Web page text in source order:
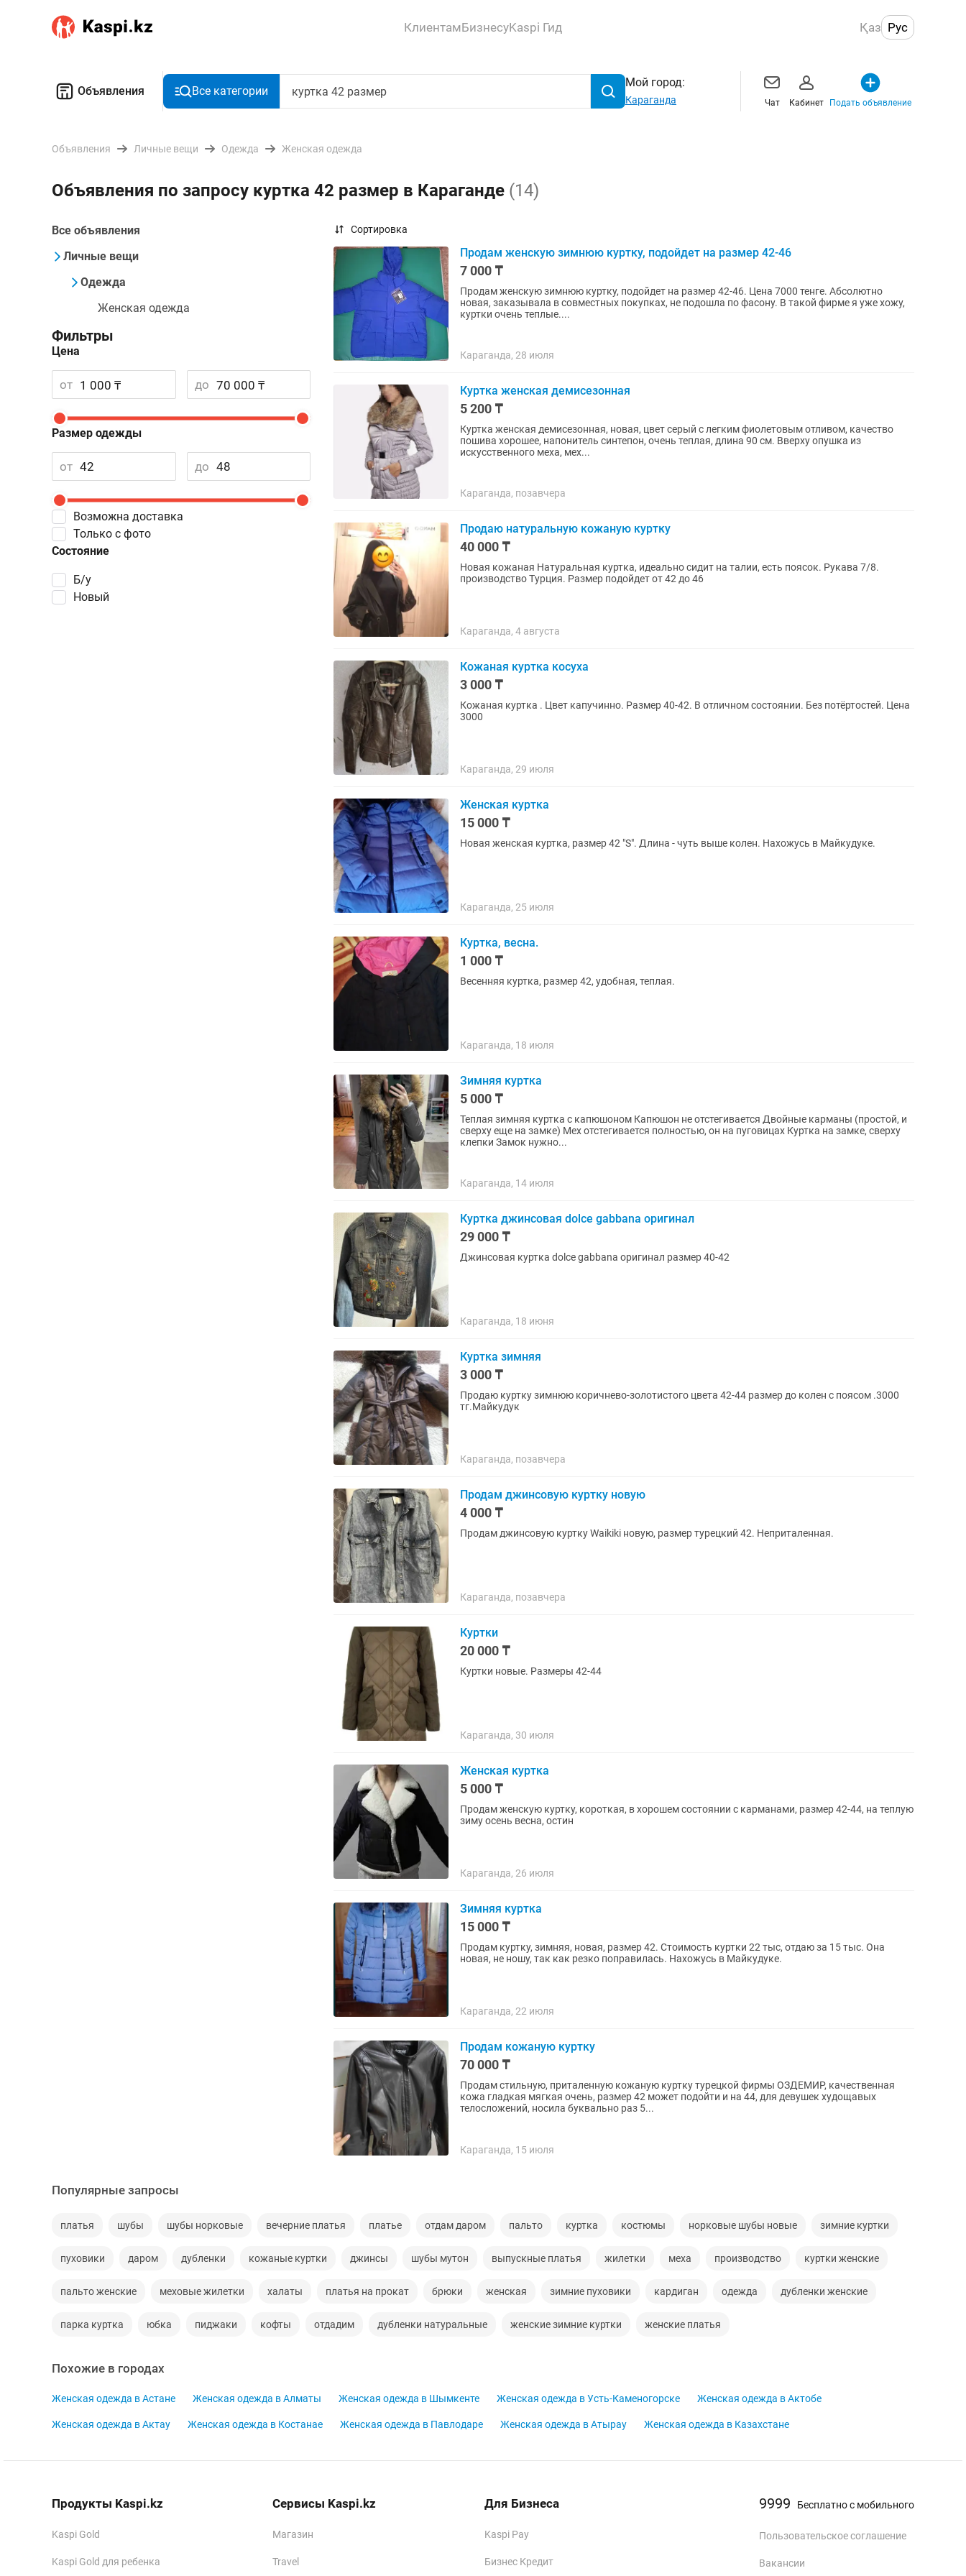
КлиентамБизнесуKaspi Гид Қаз Рус
Объявления Все категории
Мой город:
Караганда Чат Кабинет Подать объявление
Объявления Личные вещи Одежда Женская одежда
Объявления по запросу куртка 42 размер в Караганде (14)
Все объявления
Личные вещи
Одежда
Женская одежда
Фильтры
Цена
от до
Возможна доставка
Состояние
Б/у
Новый
Размер одежды
от до
Только с фото
Сортировка
Продам женскую зимнюю куртку, подойдет на размер 42-46
7 000 ₸
Продам женскую зимнюю куртку, подойдет на размер 42-46. Цена 7000 тенге. Абсолютно
новая, заказывала в совместных покупках, не подошла по фасону. В такой фирме я уже хожу,
куртки очень теплые....
Караганда, 28 июля
Куртка женская демисезонная
5 200 ₸
Куртка женская демисезонная, новая, цвет серый с легким фиолетовым отливом, качество
пошива хорошее, напонитель синтепон, очень теплая, длина 90 см. Вверху опушка из
искусственного меха, мех...
Караганда, позавчера
Продаю натуральную кожаную куртку
40 000 ₸
Новая кожаная Натуральная куртка, идеально сидит на талии, есть поясок. Рукава 7/8.
производство Турция. Размер подойдет от 42 до 46
Караганда, 4 августа
Кожаная куртка косуха
3 000 ₸
Кожаная куртка . Цвет капучинно. Размер 40-42. В отличном состоянии. Без потёртостей. Цена
3000
Караганда, 29 июля
Женская куртка
15 000 ₸
Новая женская куртка, размер 42 "S". Длина - чуть выше колен. Нахожусь в Майкудуке.
Караганда, 25 июля
Куртка, весна.
1 000 ₸
Весенняя куртка, размер 42, удобная, теплая.
Караганда, 18 июля
Зимняя куртка
5 000 ₸
Теплая зимняя куртка с капюшоном Капюшон не отстегивается Двойные карманы (простой, и
сверху еще на замке) Мех отстегивается полностью, он на пуговицах Куртка на замке, сверху
клепки Замок нужно...
Караганда, 14 июля
Куртка джинсовая dolce gabbana оригинал
29 000 ₸
Джинсовая куртка dolce gabbana оригинал размер 40-42
Караганда, 18 июня
Куртка зимняя
3 000 ₸
Продаю куртку зимнюю коричнево-золотистого цвета 42-44 размер до колен с поясом .3000
тг.Майкудук
Караганда, позавчера
Продам джинсовую куртку новую
4 000 ₸
Продам джинсовую куртку Waikiki новую, размер турецкий 42. Неприталенная.
Караганда, позавчера
Куртки
20 000 ₸
Куртки новые. Размеры 42-44
Караганда, 30 июля
Женская куртка
5 000 ₸
Продам женскую куртку, короткая, в хорошем состоянии с карманами, размер 42-44, на теплую
зиму осень весна, остин
Караганда, 26 июля
Зимняя куртка
15 000 ₸
Продам куртку, зимняя, новая, размер 42. Стоимость куртки 22 тыс, отдаю за 15 тыс. Она
новая, не ношу, так как резко поправилась. Нахожусь в Майкудуке.
Караганда, 22 июля
Продам кожаную куртку
70 000 ₸
Продам стильную, приталенную кожаную куртку турецкой фирмы ОЗДЕМИР, качественная
кожа гладкая мягкая очень, размер 42 может подойти и на 44, для девушек худощавых
телосложений, носила буквально раз 5...
Караганда, 15 июля
Популярные запросы
платья шубы шубы норковые вечерние платья платье отдам даром пальто куртка костюмы норковые шубы новые зимние куртки
пуховики даром дубленки кожаные куртки джинсы шубы мутон выпускные платья жилетки меха производство куртки женские
пальто женские меховые жилетки халаты платья на прокат брюки женская зимние пуховики кардиган одежда дубленки женские
парка куртка юбка пиджаки кофты отдадим дубленки натуральные женские зимние куртки женские платья
Похожие в городах
Женская одежда в Астане Женская одежда в Алматы Женская одежда в Шымкенте Женская одежда в Усть-Каменогорске Женская одежда в Актобе
Женская одежда в Актау Женская одежда в Костанае Женская одежда в Павлодаре Женская одежда в Атырау Женская одежда в Казахстане
Продукты Kaspi.kz
Kaspi Gold
Kaspi Gold для ребенка
Сервисы Kaspi.kz
Магазин
Travel
Для Бизнеса
Kaspi Pay
Бизнес Кредит
9999 Бесплатно с мобильного
Пользовательское соглашение
Вакансии